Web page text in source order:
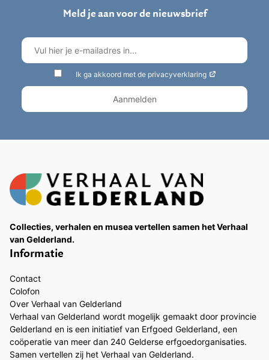
Meld je aan voor de nieuwsbrief
Ik ga akkoord met de privacyverklaring
Collecties, verhalen en musea vertellen samen het Verhaal
van Gelderland.
Informatie
Contact
Colofon
Over Verhaal van Gelderland
Verhaal van Gelderland wordt mogelijk gemaakt door provincie
Gelderland en is een initiatief van Erfgoed Gelderland, een
coöperatie van meer dan 240 Gelderse erfgoedorganisaties.
Samen vertellen zij het Verhaal van Gelderland.